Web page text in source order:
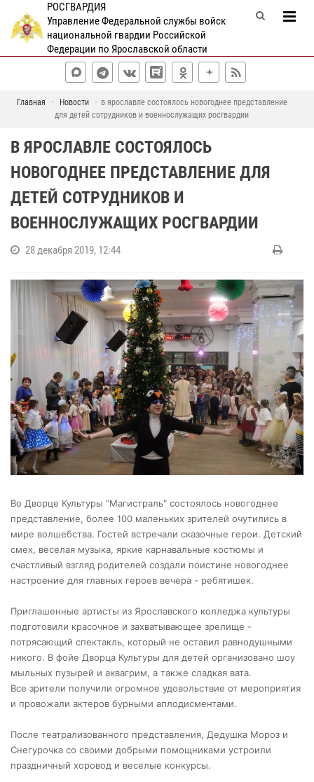
РОСГВАРДИЯ
Управление Федеральной службы войск
национальной гвардии Российской
Федерации по Ярославской области
Главная Новости
в ярославле состоялось новогоднее представление
для детей сотрудников и военнослужащих росгвардии
В ЯРОСЛАВЛЕ СОСТОЯЛОСЬ
НОВОГОДНЕЕ ПРЕДСТАВЛЕНИЕ ДЛЯ
ДЕТЕЙ СОТРУДНИКОВ И
ВОЕННОСЛУЖАЩИХ РОСГВАРДИИ
28 декабря 2019, 12:44
Во Дворце Культуры "Магистраль" состоялось новогоднее
представление, более 100 маленьких зрителей очутились в
мире волшебства. Гостей встречали сказочные герои. Детский
смех, веселая музыка, яркие карнавальные костюмы и
счастливый взгляд родителей создали поистине новогоднее
настроение для главных героев вечера - ребятишек.
Приглашенные артисты из Ярославского колледжа культуры
подготовили красочное и захватывающее зрелище -
потрясающий спектакль, который не оставил равнодушными
никого. В фойе Дворца Культуры для детей организовано шоу
мыльных пузырей и аквагрим, а также сладкая вата.
Все зрители получили огромное удовольствие от мероприятия
и провожали актеров бурными аплодисментами.
После театрализованного представления, Дедушка Мороз и
Снегурочка со своими добрыми помощниками устроили
праздничный хоровод и веселые конкурсы.